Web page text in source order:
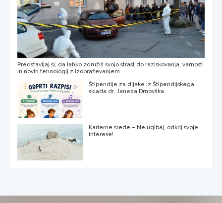
Predstavljaj si, da lahko združiš svojo strast do raziskovanja, varnosti
in novih tehnologij z izobraževanjem
Štipendije za dijake iz Štipendijskega
sklada dr. Janeza Drnovška
Karierne srede – Ne ugibaj, odkrij svoje
interese!